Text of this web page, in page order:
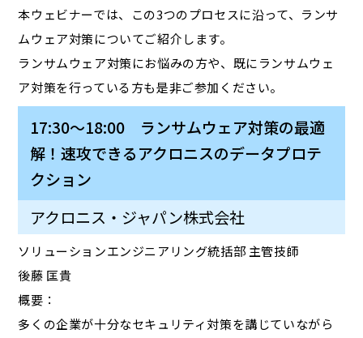
本ウェビナーでは、この3つのプロセスに沿って、ランサ
ムウェア対策についてご紹介します。
ランサムウェア対策にお悩みの方や、既にランサムウェ
ア対策を行っている方も是非ご参加ください。
17:30～18:00 ランサムウェア対策の最適
解！速攻できるアクロニスのデータプロテ
クション
アクロニス・ジャパン株式会社
ソリューションエンジニアリング統括部 主管技師
後藤 匡貴
概要：
多くの企業が十分なセキュリティ対策を講じていながら